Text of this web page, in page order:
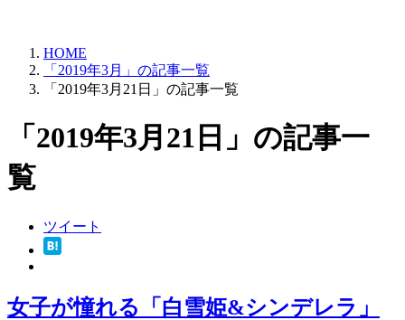
HOME
「2019年3月」の記事一覧
「2019年3月21日」の記事一覧
「2019年3月21日」の記事一
覧
ツイート
女子が憧れる「白雪姫&シンデレラ」